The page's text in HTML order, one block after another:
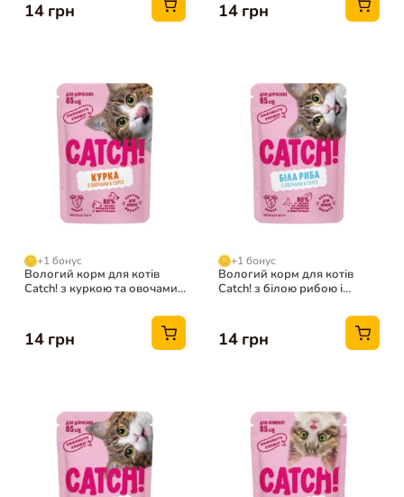
14 грн 14 грн
+1 бонус
Вологий корм для котів
Catch! з куркою та овочами
14 грн
+1 бонус
Вологий корм для котів
Catch! з білою рибою і
14 грн